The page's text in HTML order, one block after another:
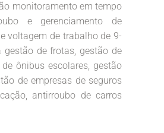
monitoramento em tempo
e gerenciamento de
voltagem de trabalho de 9-
de frotas, gestão de
ônibus escolares, gestão
de empresas de seguros
antirroubo de carros